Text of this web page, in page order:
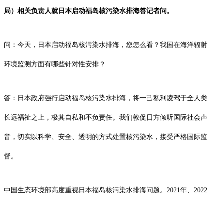
局）相关负责人就日本启动福岛核污染水排海答记者问。
问：今天，日本启动福岛核污染水排海，您怎么看？我国在海洋辐射
环境监测方面有哪些针对性安排？
答：日本政府强行启动福岛核污染水排海，将一己私利凌驾于全人类
长远福祉之上，极其自私和不负责任。我们敦促日方倾听国际社会声
音，切实以科学、安全、透明的方式处置核污染水，接受严格国际监
督。
中国生态环境部高度重视日本福岛核污染水排海问题。2021年、2022